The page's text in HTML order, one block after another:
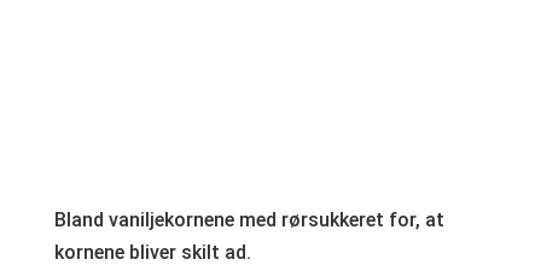
Bland vaniljekornene med rørsukkeret for, at
kornene bliver skilt ad.